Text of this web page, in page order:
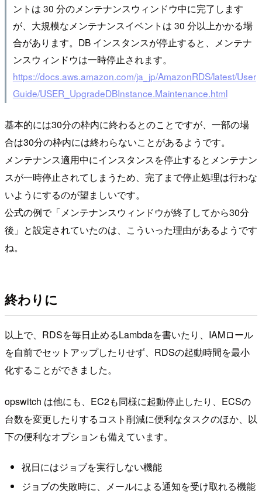
ントは 30 分のメンテナンスウィンドウ中に完了します
が、大規模なメンテナンスイベントは 30 分以上かかる場
合があります。DB インスタンスが停止すると、メンテナ
ンスウィンドウは一時停止されます。
https://docs.aws.amazon.com/ja_jp/AmazonRDS/latest/User
Guide/USER_UpgradeDBInstance.Maintenance.html
基本的には30分の枠内に終わるとのことですが、一部の場
合は30分の枠内には終わらないことがあるようです。
メンテナンス適用中にインスタンスを停止するとメンテナン
スが一時停止されてしまうため、完了まで停止処理は行わな
いようにするのが望ましいです。
公式の例で「メンテナンスウィンドウが終了してから30分
後」と設定されていたのは、こういった理由があるようです
ね。
終わりに
以上で、RDSを毎日止めるLambdaを書いたり、IAMロール
を自前でセットアップしたりせず、RDSの起動時間を最小
化することができました。
opswitch は他にも、EC2も同様に起動停止したり、ECSの
台数を変更したりするコスト削減に便利なタスクのほか、以
下の便利なオプションも備えています。
祝日にはジョブを実行しない機能
ジョブの失敗時に、メールによる通知を受け取れる機能